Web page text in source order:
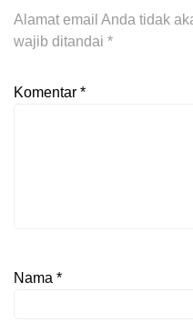
Alamat email Anda tidak
wajib ditandai *
Komentar *
Nama *